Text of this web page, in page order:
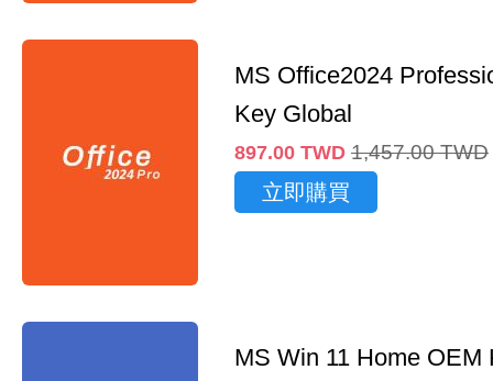
MS Office2024
Key Global
897.00 TWD 1,457.00 TWD
立即購買
MS Win 11 Home OEM